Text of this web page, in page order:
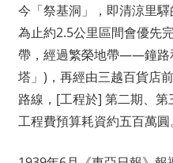
今「祭基洞」，即清涼里
為止約2.5公里區間會優先
帶，經過繁榮地帶——鐘路
塔」)，再經由三越百貨店
路線，[工程於] 第二期、
工程費預算耗資約五百萬圓。